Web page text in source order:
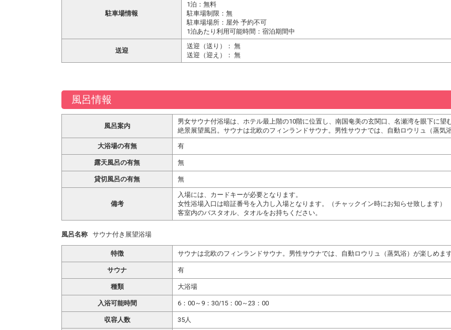
駐車場情報
1泊：無料
駐車場制限：無
駐車場場所：屋外 予約不可
1泊あたり利用可能時間：宿泊期間中
送迎
送迎（送り）： 無
送迎（迎え）： 無
風呂情報
風呂案内
男女サウナ付浴場は、ホテル最上階の10階に位置し、南国奄美の玄関口、名瀬湾を眼下に
絶景展望風呂。サウナは北欧のフィンランドサウナ。男性サウナでは、自動ロウリュ（蒸気
大浴場の有無 有
露天風呂の有無 無
貸切風呂の有無 無
備考
入場には、カードキーが必要となります。
女性浴場入口は暗証番号を入力し入場となります。（チャックイン時にお知らせ致します）
客室内のバスタオル、タオルをお持ちください。
風呂名称 サウナ付き展望浴場
特徴 サウナは北欧のフィンランドサウナ。男性サウナでは、自動ロウリュ（蒸気浴）が楽しめま
サウナ 有
種類 大浴場
入浴可能時間 6：00～9：30/15：00～23：00
収容人数 35人